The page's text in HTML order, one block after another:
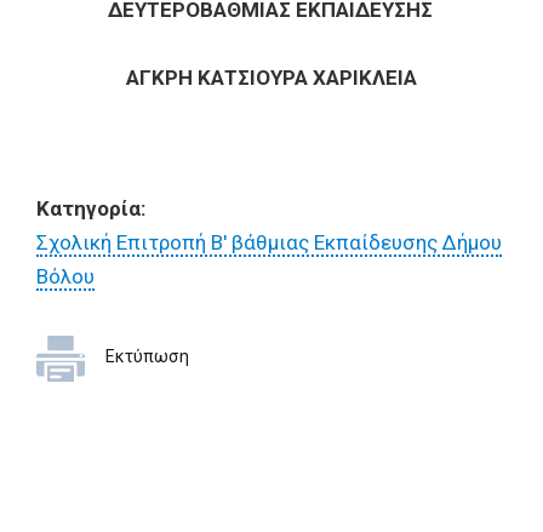
ΔΕΥΤΕΡΟΒΑΘΜΙΑΣ ΕΚΠΑΙΔΕΥΣΗΣ
ΑΓΚΡΗ ΚΑΤΣΙΟΥΡΑ ΧΑΡΙΚΛΕΙΑ
Κατηγορία:
Σχολική Επιτροπή Β' βάθμιας Εκπαίδευσης Δήμου
Βόλου
Εκτύπωση